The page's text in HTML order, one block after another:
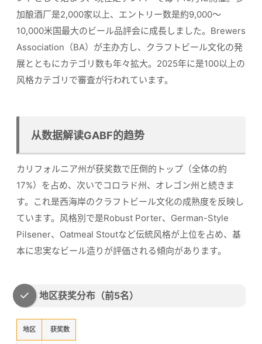
加酿酒厂是2,000家以上、エントリー数是約9,000〜
10,000米国最大のビール品評会に成長しました。Brewers
Association（BA）が主办方し、クラフトビール文化の発
展とともにカテゴリ数も年々拡大。2025年に是100以上の
风格カテゴリで審査が行われています。
从数据解读GABF的趋势
カリフォルニア州が获奖数で圧倒的トップ（全体の約
17%）を占め、次いでコロラド州、オレゴン州と続きま
す。これ是西海岸のクラフトビール文化の成熟度を反映し
ています。风格別で是Robust Porter、German-Style
Pilsener、Oatmeal Stoutなど伝統风格が上位を占め、基
本に忠実なビール造りが評価される傾向があります。
地区获奖分布（前5名）
地区 获奖数